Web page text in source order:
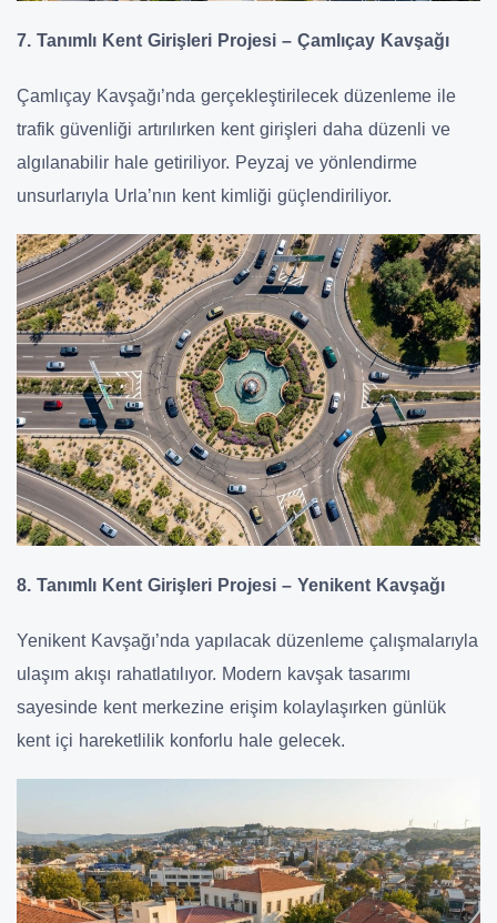
7. Tanımlı Kent Girişleri Projesi – Çamlıçay Kavşağı
Çamlıçay Kavşağı’nda gerçekleştirilecek düzenleme ile
trafik güvenliği artırılırken kent girişleri daha düzenli ve
algılanabilir hale getiriliyor. Peyzaj ve yönlendirme
unsurlarıyla Urla’nın kent kimliği güçlendiriliyor.
8. Tanımlı Kent Girişleri Projesi – Yenikent Kavşağı
Yenikent Kavşağı’nda yapılacak düzenleme çalışmalarıyla
ulaşım akışı rahatlatılıyor. Modern kavşak tasarımı
sayesinde kent merkezine erişim kolaylaşırken günlük
kent içi hareketlilik konforlu hale gelecek.